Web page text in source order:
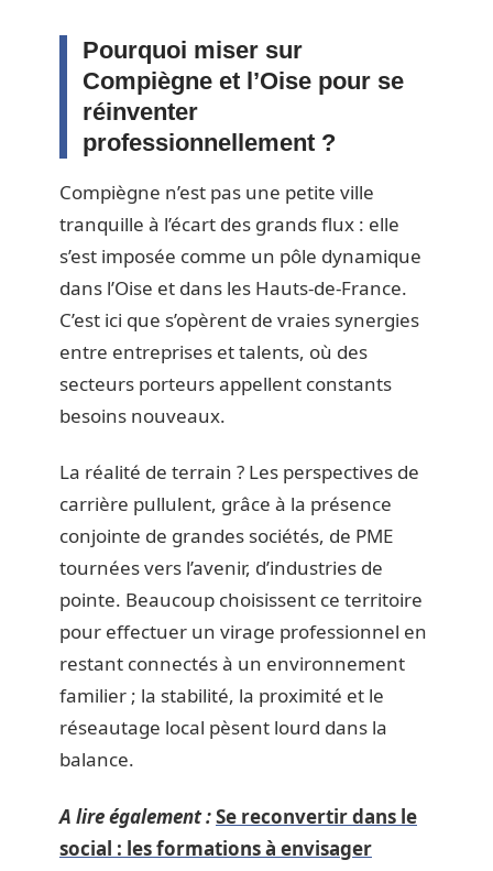
Pourquoi miser sur
Compiègne et l’Oise pour se
réinventer
professionnellement ?
Compiègne n’est pas une petite ville
tranquille à l’écart des grands flux : elle
s’est imposée comme un pôle dynamique
dans l’Oise et dans les Hauts-de-France.
C’est ici que s’opèrent de vraies synergies
entre entreprises et talents, où des
secteurs porteurs appellent constants
besoins nouveaux.
La réalité de terrain ? Les perspectives de
carrière pullulent, grâce à la présence
conjointe de grandes sociétés, de PME
tournées vers l’avenir, d’industries de
pointe. Beaucoup choisissent ce territoire
pour effectuer un virage professionnel en
restant connectés à un environnement
familier ; la stabilité, la proximité et le
réseautage local pèsent lourd dans la
balance.
A lire également :Se reconvertir dans le
social : les formations à envisager